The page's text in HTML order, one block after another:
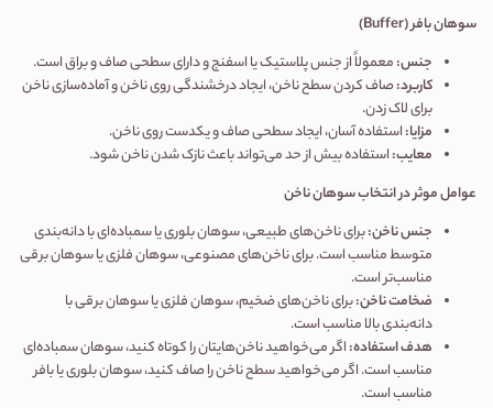
سوهان بافر (Buffer
)
جنس:معمولاً از جنس پلاستیک یا اسفنج و دارای سطحی صاف و براق است.
کاربرد:صاف کردن سطح ناخن، ایجاد درخشندگی روی ناخن و آماده‌سازی ناخن
برای لاک زدن.
مزایا:استفاده آسان، ایجاد سطحی صاف و یکدست روی ناخن.
معایب:استفاده بیش از حد می‌تواند باعث نازک شدن ناخن شود.
عوامل موثر در انتخاب سوهان ناخن
جنس ناخن:برای ناخن‌های طبیعی، سوهان بلوری یا سمباده‌ای با دانه‌بندی
متوسط مناسب است. برای ناخن‌های مصنوعی، سوهان فلزی یا سوهان برقی
مناسب‌تر است.
ضخامت ناخن:برای ناخن‌های ضخیم، سوهان فلزی یا سوهان برقی با
دانه‌بندی بالا مناسب است.
هدف استفاده:اگر می‌خواهید ناخن‌هایتان را کوتاه کنید، سوهان سمباده‌ای
مناسب است. اگر می‌خواهید سطح ناخن را صاف کنید، سوهان بلوری یا بافر
مناسب است.